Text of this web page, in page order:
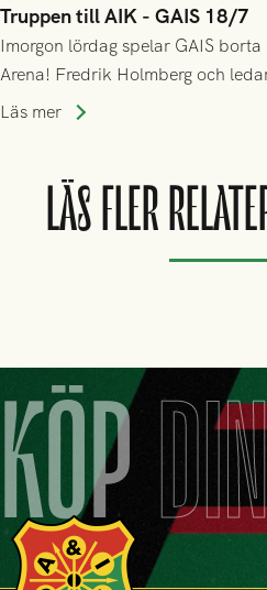
Truppen till AIK - GAIS 18/7
Imorgon lördag spelar GAIS
Arena! Fredrik Holmberg och
trupp till matchen:
Läs mer
LÄS FLER
KÖP